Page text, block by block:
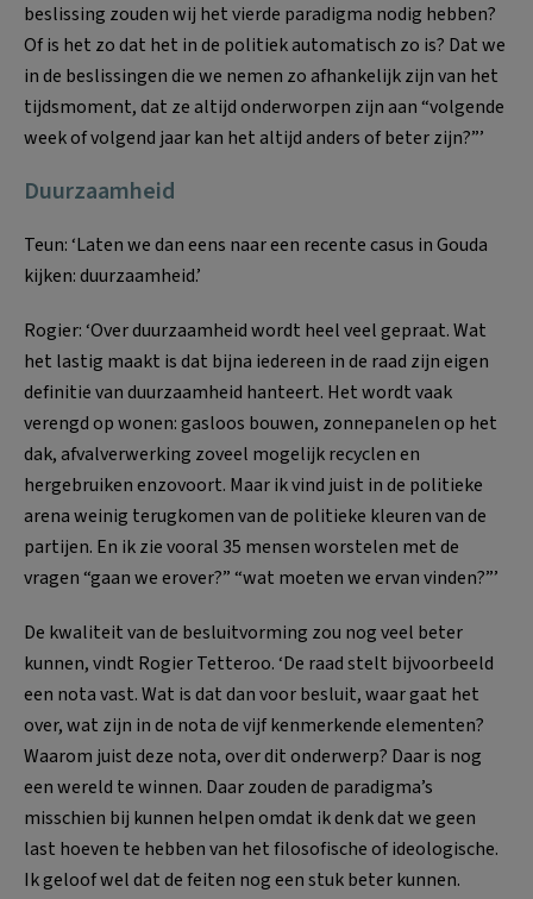
beslissing zouden wij het vierde paradigma nodig hebben?
Of is het zo dat het in de politiek automatisch zo is? Dat we
in de beslissingen die we nemen zo afhankelijk zijn van het
tijdsmoment, dat ze altijd onderworpen zijn aan “volgende
week of volgend jaar kan het altijd anders of beter zijn?”’
Duurzaamheid
Teun: ‘Laten we dan eens naar een recente casus in Gouda
kijken: duurzaamheid.’
Rogier: ‘Over duurzaamheid wordt heel veel gepraat. Wat
het lastig maakt is dat bijna iedereen in de raad zijn eigen
definitie van duurzaamheid hanteert. Het wordt vaak
verengd op wonen: gasloos bouwen, zonnepanelen op het
dak, afvalverwerking zoveel mogelijk recyclen en
hergebruiken enzovoort. Maar ik vind juist in de politieke
arena weinig terugkomen van de politieke kleuren van de
partijen. En ik zie vooral 35 mensen worstelen met de
vragen “gaan we erover?” “wat moeten we ervan vinden?”’
De kwaliteit van de besluitvorming zou nog veel beter
kunnen, vindt Rogier Tetteroo. ‘De raad stelt bijvoorbeeld
een nota vast. Wat is dat dan voor besluit, waar gaat het
over, wat zijn in de nota de vijf kenmerkende elementen?
Waarom juist deze nota, over dit onderwerp? Daar is nog
een wereld te winnen. Daar zouden de paradigma’s
misschien bij kunnen helpen omdat ik denk dat we geen
last hoeven te hebben van het filosofische of ideologische.
Ik geloof wel dat de feiten nog een stuk beter kunnen.